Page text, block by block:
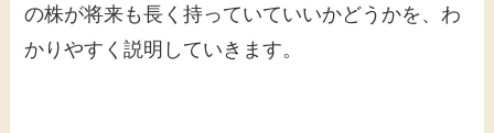
の株が将来も長く持っていていいかどうかを、わ
かりやすく説明していきます。